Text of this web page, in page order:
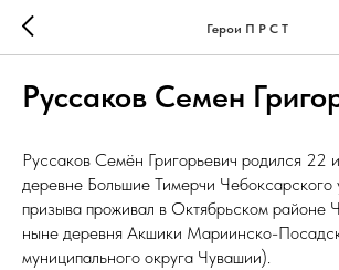
Герои П Р С Т
Руссаков Семен
Руссаков Семён Григорьевич родился 22
деревне Большие Тимерчи Чебоксарского
призыва проживал в Октябрьском
ныне деревня Акшики Мариинско-
муниципального округа Чувашии).